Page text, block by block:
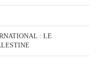
: LE